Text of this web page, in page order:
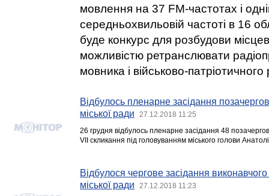
мовлення на 37 FM-частотах і
середньохвильовій частоті в 16
буде конкурс для розбудови
можливістю ретранслювати
мовника і військово-патріотичного
Відбулось пленарне засідання
міської ради
27.12.2018 11:25
26 грудня відбулось пленарне засідання 48
VII скликання під головуванням міського голови
Відбулося чергове засідання
міської ради
27.12.2018 11:23